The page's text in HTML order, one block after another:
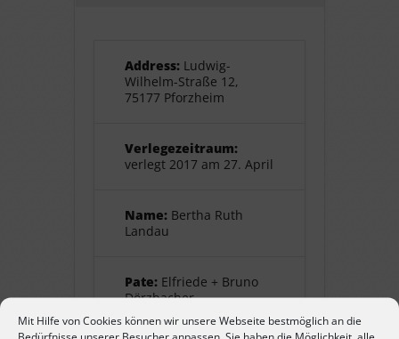
Mit Hilfe von Cookies können wir unsere Webseite bestmöglich an die
Address: Ludwig-
Wilhelm-Straße 12,
75177 Pforzheim
Verlegezeitraum:
verlegt 2017 am 27. April
Name: Bertha Ruth
Landau
Pate: Elfriede + Bruno
Dörzbacher